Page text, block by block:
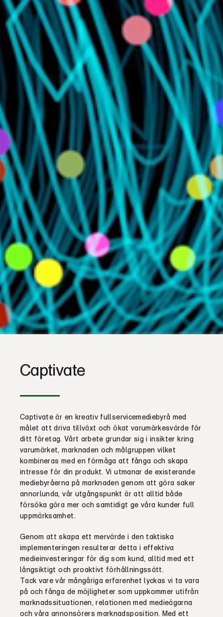
Captivate
Captivate är en kreativ fullservicemediebyrå med
målet att driva tillväxt och ökat varumärkesvärde för
ditt företag. Vårt arbete grundar sig i insikter kring
varumärket, marknaden och målgruppen vilket
kombineras med en förmåga att fånga och skapa
intresse för din produkt. Vi utmanar de existerande
mediebyråerna på marknaden genom att göra saker
annorlunda, vår utgångspunkt är att alltid både
försöka göra mer och samtidigt ge våra kunder full
uppmärksamhet.
Genom att skapa ett mervärde i den taktiska
implementeringen resulterar detta i effektiva
medieinvesteringar för dig som kund, alltid med ett
långsiktigt och proaktivt förhållningssätt.
Tack vare vår mångåriga erfarenhet lyckas vi ta vara
på och fånga de möjligheter som uppkommer utifrån
marknadssituationen, relationen med medieägarna
och våra annonsörers marknadsposition. Med ett